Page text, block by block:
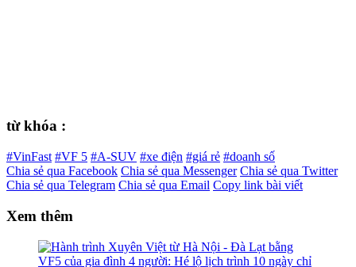
từ khóa :
#VinFast #VF 5 #A-SUV #xe điện #giá rẻ #doanh số
Chia sẻ qua Facebook Chia sẻ qua Messenger Chia sẻ qua Twitter
Chia sẻ qua Telegram Chia sẻ qua Email Copy link bài viết
Xem thêm